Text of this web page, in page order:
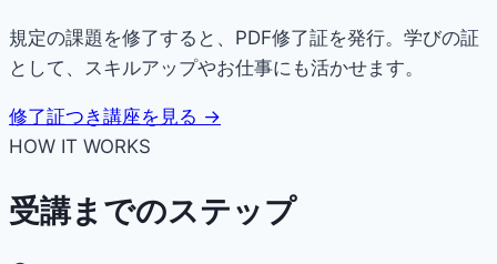
規定の課題を修了すると、PDF修了証を発行。学びの証
として、スキルアップやお仕事にも活かせます。
修了証つき講座を見る →
HOW IT WORKS
受講までのステップ